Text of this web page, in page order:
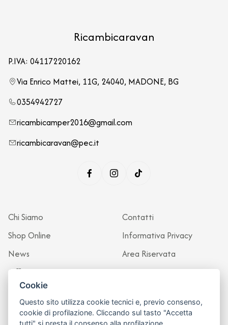
Ricambicaravan
P.IVA: 04117220162
Via Enrico Mattei, 11G, 24040, MADONE, BG
0354942727
ricambicamper2016@gmail.com
ricambicaravan@pec.it
Chi Siamo
Shop Online
News
Officina
Contatti
Informativa Privacy
Area Riservata
Cookie
Questo sito utilizza cookie tecnici e, previo consenso,
cookie di profilazione. Cliccando sul tasto "Accetta
tutti" si presta il consenso alla profilazione